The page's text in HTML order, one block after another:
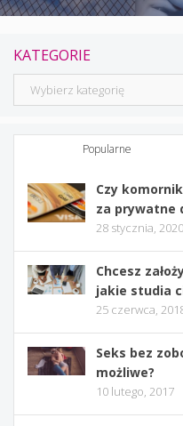
KATEGORIE
Kategorie
Popularne
Czy
za prywatne
28 stycznia, 2020
Chcesz
jakie studia
25 czerwca,
Seks bez
możliwe?
10 lutego, 2017